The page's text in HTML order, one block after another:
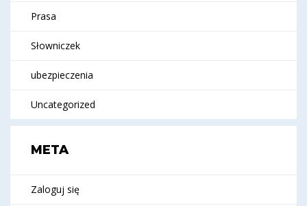
Prasa
Słowniczek
ubezpieczenia
Uncategorized
META
Zaloguj się